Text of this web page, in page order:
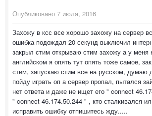
Опубликовано 7 июля, 2016
Захожу в ксс все хорошо захожу на сервер
ошибка подождал 20 секунд выключил
закрыл стим открываю стим захожу а у меня
английском я опять тут опять тоже самое,
стим, запускаю стим все на русском, думаю
пойду играть оп а сервер пропал, пытался
нет ответа и даже не ищет его " connect
" connect 46.174.50.244 " , кто сталкивался
исправить ошибку отпишитесь жду.....